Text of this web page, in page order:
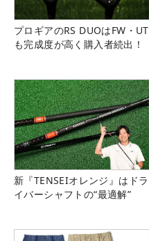
プロギアのRS DUOはFW・UT
も完成度が高く購入者続出！
新『TENSEIオレンジ』はドラ
イバーシャフトの“最適解”